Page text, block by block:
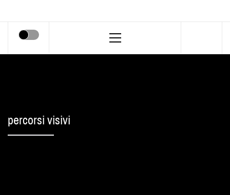
Menu
percorsi visivi